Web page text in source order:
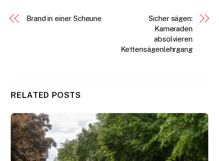
Brand in einer Scheune
Sicher sägen:
Kameraden
absolvieren
Kettensägenlehrgang
RELATED POSTS